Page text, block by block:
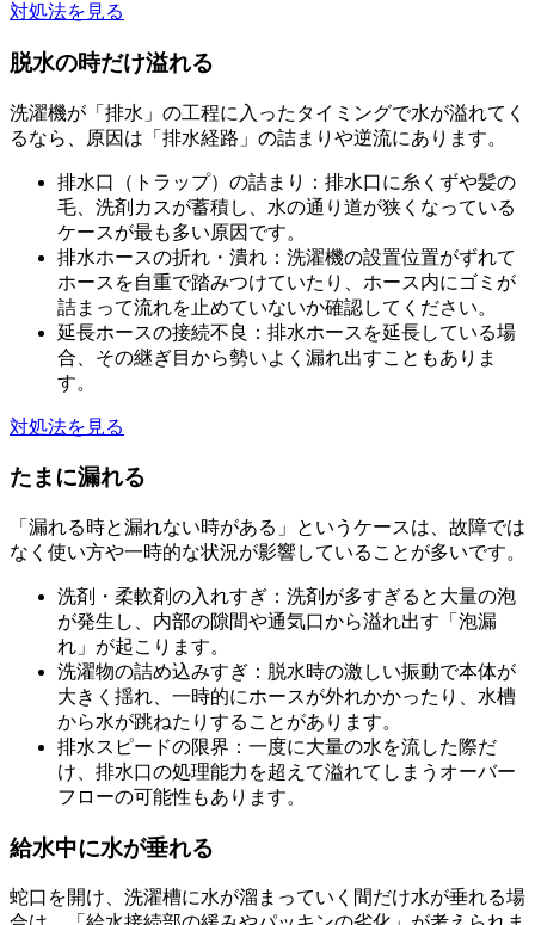
対処法を見る
脱水の時だけ溢れる
洗濯機が「排水」の工程に入ったタイミングで水が溢れてく
るなら、原因は「排水経路」の詰まりや逆流にあります。
排水口（トラップ）の詰まり：排水口に糸くずや髪の
毛、洗剤カスが蓄積し、水の通り道が狭くなっている
ケースが最も多い原因です。
排水ホースの折れ・潰れ：洗濯機の設置位置がずれて
ホースを自重で踏みつけていたり、ホース内にゴミが
詰まって流れを止めていないか確認してください。
延長ホースの接続不良：排水ホースを延長している場
合、その継ぎ目から勢いよく漏れ出すこともありま
す。
対処法を見る
たまに漏れる
「漏れる時と漏れない時がある」というケースは、故障では
なく使い方や一時的な状況が影響していることが多いです。
洗剤・柔軟剤の入れすぎ：洗剤が多すぎると大量の泡
が発生し、内部の隙間や通気口から溢れ出す「泡漏
れ」が起こります。
洗濯物の詰め込みすぎ：脱水時の激しい振動で本体が
大きく揺れ、一時的にホースが外れかかったり、水槽
から水が跳ねたりすることがあります。
排水スピードの限界：一度に大量の水を流した際だ
け、排水口の処理能力を超えて溢れてしまうオーバー
フローの可能性もあります。
給水中に水が垂れる
蛇口を開け、洗濯槽に水が溜まっていく間だけ水が垂れる場